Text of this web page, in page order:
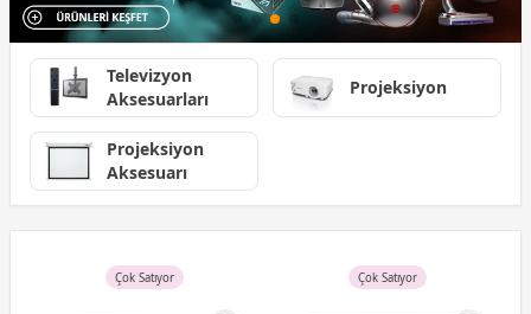
Televizyon
Aksesuarları
Projeksiyon
Projeksiyon
Aksesuarı
Çok Satıyor Çok Satıyor